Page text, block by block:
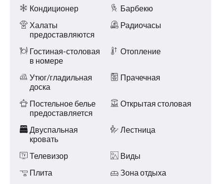
и услуги
Кондиционер
Барбекю
Халаты
предоставляются
Радиочасы
Гостиная-столовая
в номере
Отопление
Утюг/гладильная
доска
Прачечная
Постельное белье
предоставляется
Открытая столовая
Двуспальная
кровать
Лестница
Телевизор
Виды
Плита
Зона отдыха